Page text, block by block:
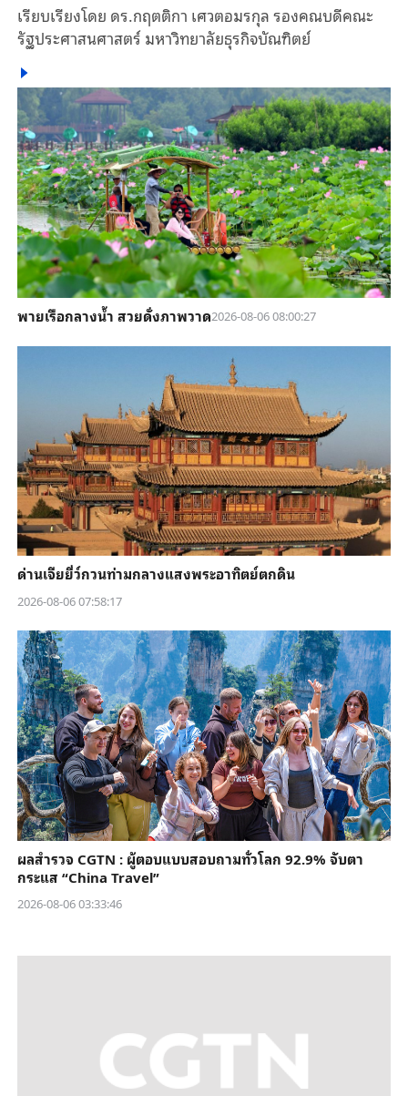
เรียบเรียงโดย ดร.กฤตติกา เศวตอมรกุล รองคณบดีคณะ
รัฐประศาสนศาสตร์ มหาวิทยาลัยธุรกิจบัณฑิตย์
พายเรือกลางน้ำ สวยดั่งภาพวาด2026-08-06 08:00:27
ด่านเจียยี่ว์กวนท่ามกลางแสงพระอาทิตย์ตกดิน
2026-08-06 07:58:17
ผลสำรวจ CGTN : ผู้ตอบแบบสอบถามทั่วโลก 92.9% จับตา
กระแส “China Travel”
2026-08-06 03:33:46